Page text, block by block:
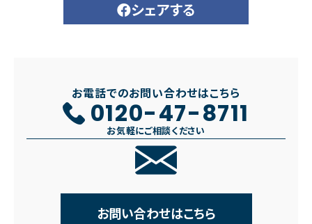
シェアする
お電話でのお問い合わせはこちら
0120-47-8711
お気軽にご相談ください
お問い合わせはこちら